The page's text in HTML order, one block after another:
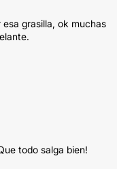
grasilla, ok muchas
todo salga bien!